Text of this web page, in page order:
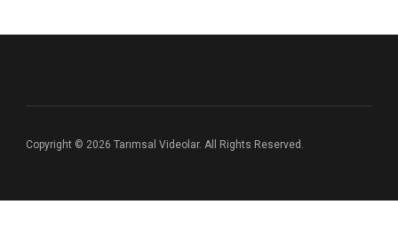
Copyright © 2026 Tarımsal Videolar. All Rights Reserved.